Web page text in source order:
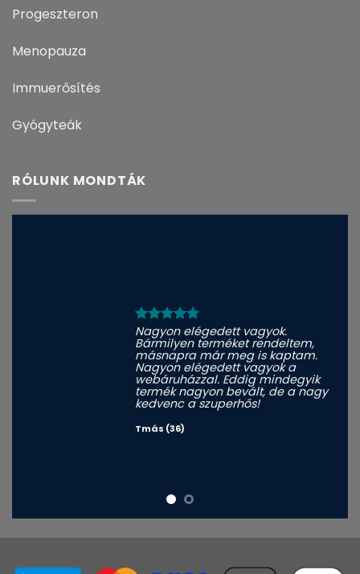
Progeszteron
Menopauza
Immuerősítés
Gyógyteák
RÓLUNK MONDTÁK
Nagyon elégedett vagyok.
Bármilyen terméket rendeltem,
másnapra már meg is kaptam.
Nagyon elégedett vagyok a
webáruházzal. Eddig mindegyik
termék nagyon bevált, de a nagy
kedvenc a szuperhős!
Tmás (36)